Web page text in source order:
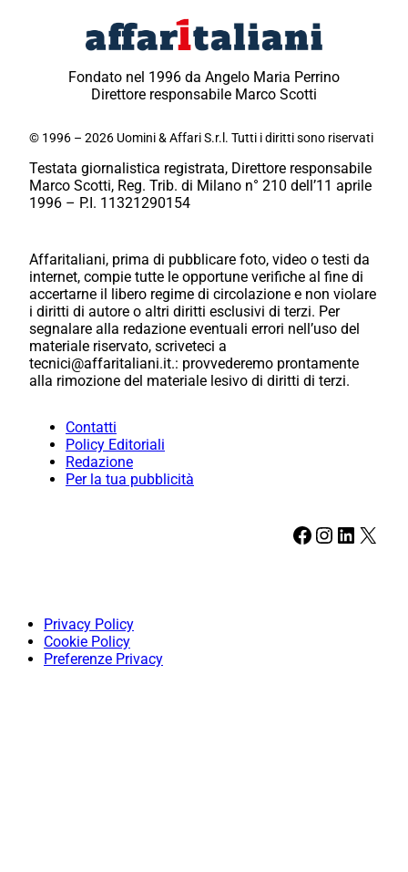
Fondato nel 1996 da Angelo Maria Perrino
Direttore responsabile Marco Scotti
© 1996 – 2026 Uomini & Affari S.r.l. Tutti i diritti sono riservati
Testata giornalistica registrata, Direttore responsabile
Marco Scotti, Reg. Trib. di Milano n° 210 dell’11 aprile
1996 – P.I. 11321290154
Affaritaliani, prima di pubblicare foto, video o testi da
internet, compie tutte le opportune verifiche al fine di
accertarne il libero regime di circolazione e non violare
i diritti di autore o altri diritti esclusivi di terzi. Per
segnalare alla redazione eventuali errori nell’uso del
materiale riservato, scriveteci a
tecnici@affaritaliani.it.: provvederemo prontamente
alla rimozione del materiale lesivo di diritti di terzi.
Contatti
Policy Editoriali
Redazione
Per la tua pubblicità
Facebook Instagram LinkedIn X
Privacy Policy
Cookie Policy
Preferenze Privacy